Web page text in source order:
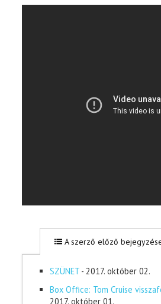
A szerző előző
SZÜNET - 2017. október 02.
Box Office: Tom Cruise
2017. október 01.